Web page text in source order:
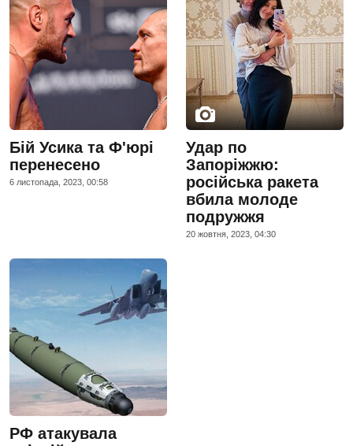
Бій Усика та Ф'юрі
перенесено
6 листопада, 2023, 00:58
Удар по
Запоріжжю:
російська ракета
вбила молоде
подружжя
20 жовтня, 2023, 04:30
РФ атакувала